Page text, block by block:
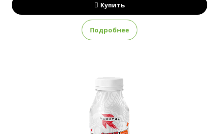
Купить
Подробнее